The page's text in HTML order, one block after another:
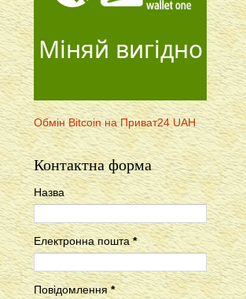
Міняй вигідно
Обмін Bitcoin на Приват24 UAH
Контактна форма
Назва
Електронна пошта*
Повідомлення *